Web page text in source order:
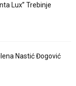
Lux” Trebinje
Nastić Đogović